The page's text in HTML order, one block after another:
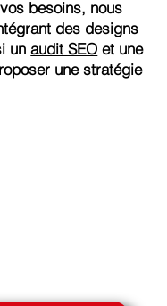
besoins, nous
des designs
unaudit SEO et une
une stratégie